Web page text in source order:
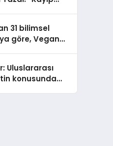
31 bilimsel
göre, Vegan
Ortaya Koydu
Uluslararası
konusunda